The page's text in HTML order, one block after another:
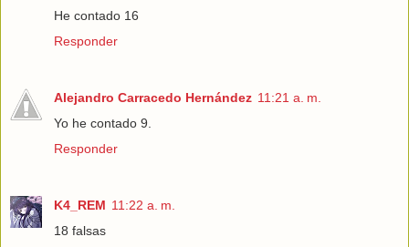
He contado 16
Responder
Alejandro Carracedo Hernández 11:21 a. m.
Yo he contado 9.
Responder
K4_REM 11:22 a. m.
18 falsas